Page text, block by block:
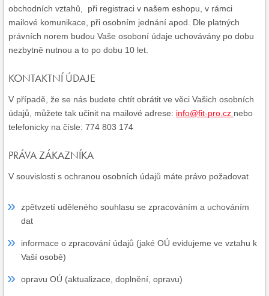
obchodních vztahů, při registraci v našem eshopu, v rámci
mailové komunikace, při osobním jednání apod. Dle platných
právních norem budou Vaše osoboní údaje uchovávány po dobu
nezbytně nutnou a to po dobu 10 let.
KONTAKTNÍ ÚDAJE
V případě, že se nás budete chtít obrátit ve věci Vašich osobních
údajů, můžete tak učinit na mailové adrese: info@fit-pro.cz nebo
telefonicky na čísle: 774 803 174
PRÁVA ZÁKAZNÍKA
V souvislosti s ochranou osobních údajů máte právo požadovat
zpětvzetí uděleného souhlasu se zpracováním a uchováním
dat
informace o zpracování údajů (jaké OÚ evidujeme ve vztahu k
Vaší osobě)
opravu OÚ (aktualizace, doplnění, opravu)